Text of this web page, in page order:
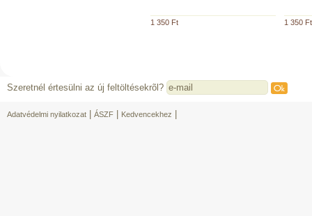
1 350 Ft 1 350 Ft
Szeretnél értesülni az új feltöltésekrõl?
Adatvédelmi nyilatkozat ÁSZF Kedvencekhez